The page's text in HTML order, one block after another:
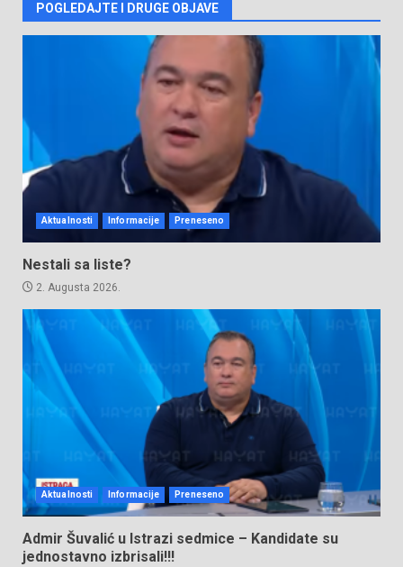
POGLEDAJTE I DRUGE OBJAVE
Aktualnosti Informacije Preneseno
Nestali sa liste?
2. Augusta 2026.
Aktualnosti Informacije Preneseno
Admir Šuvalić u Istrazi sedmice – Kandidate su
jednostavno izbrisali!!!